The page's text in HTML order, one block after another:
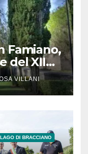
Famiano,
del XII
VILLANI
DI BRACCIANO